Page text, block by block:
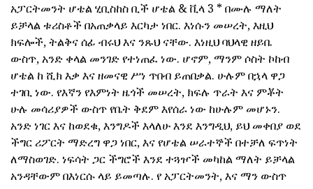
አፓርትመንት ሆቴል ሂቢስከስ ቢች ሆቴል & ቪላ 3 * በሙሉ ማለት
ይቻላል ቱሪስቶች በአጠቃላይ እርካታ ነበር. እነሱን መሠረት, እዚህ
ክፍሎች, ትልቅና ሰፊ ብሩህ እና ንጹህ ናቸው. እነዚህ ባህላዊ ዘይቤ
ውስጥ, አንድ ቀላል መንገድ የተነጠፈ ነው. ሆኖም, ማንም ሶስት ኮከብ
ሆቴል ከ ሺክ እቃ እና ዘመናዊ ሥነ ጥበብ ይጠበቃል. ሁሉም በኋላ ዋጋ
ተገቢ ነው. የእኛን የእምነት ዜጎች መሠረት, ክፍሉ ጥራት እና ምቾት
ሁሉ መሳሪያዎች ውስጥ የቤት ቅደም እየሰራ ነው ከሁሉም መሆኑን.
አንድ ነገር እና ከወደቁ, እንግዶች እላለሁ እንደ እንግዲህ, ይህ መቀበያ ወደ
ችግር ሪፖርት ማድረግ ዋጋ ነበር, እና የሆቴል ሠራተኞች በተቻለ ፍጥነት
ለማስወገድ. ነፍሳት ጋር ችግሮች እንደ ተጓዦች መካከል ማለት ይቻላል
አንዳቸውም በእነርሱ ላይ ይመጣሉ. የ አፓርትመንት, እና ማን ውስጥ